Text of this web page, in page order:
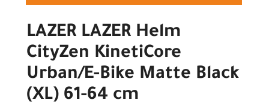
LAZER LAZER Helm
CityZen KinetiCore
Urban/E-Bike Matte Black
(XL) 61-64 cm